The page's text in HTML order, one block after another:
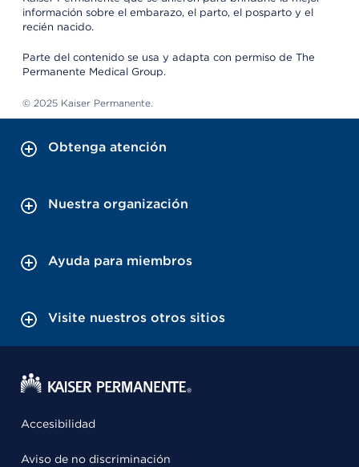
información sobre el embarazo, el parto, el posparto y el
recién nacido.
Parte del contenido se usa y adapta con permiso de The
Permanente Medical Group.
© 2025 Kaiser Permanente.
Obtenga atención
Nuestra organización
Ayuda para miembros
Visite nuestros otros sitios
Accesibilidad
Aviso de no discriminación